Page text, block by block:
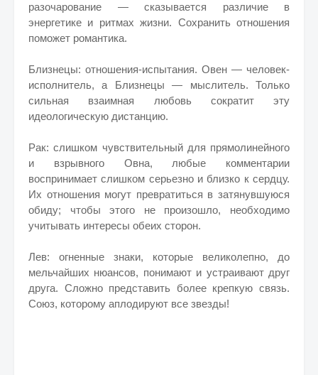
разочарование — сказывается различие в
энергетике и ритмах жизни. Сохранить отношения
поможет романтика.
Близнецы: отношения-испытания. Овен — человек-
исполнитель, а Близнецы — мыслитель. Только
сильная взаимная любовь сократит эту
идеологическую дистанцию.
Рак: слишком чувствительный для прямолинейного
и взрывного Овна, любые комментарии
воспринимает слишком серьезно и близко к сердцу.
Их отношения могут превратиться в затянувшуюся
обиду; чтобы этого не произошло, необходимо
учитывать интересы обеих сторон.
Лев: огненные знаки, которые великолепно, до
мельчайших нюансов, понимают и устраивают друг
друга. Сложно представить более крепкую связь.
Союз, которому аплодируют все звезды!